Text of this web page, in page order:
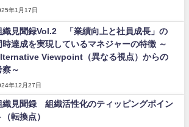
年1月17日
織見聞録Vol.2 「業績向上と社員成長」の
時達成を実現しているマネジャーの特徴 ～
Viewpoint（異なる視点）からの
察～
年12月27日
織見聞録 組織活性化のティッピングポイン
（転換点）